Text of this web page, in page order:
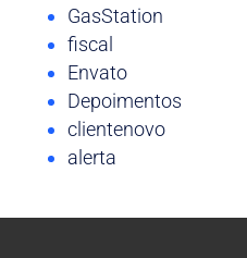
GasStation
fiscal
Envato
Depoimentos
clientenovo
alerta